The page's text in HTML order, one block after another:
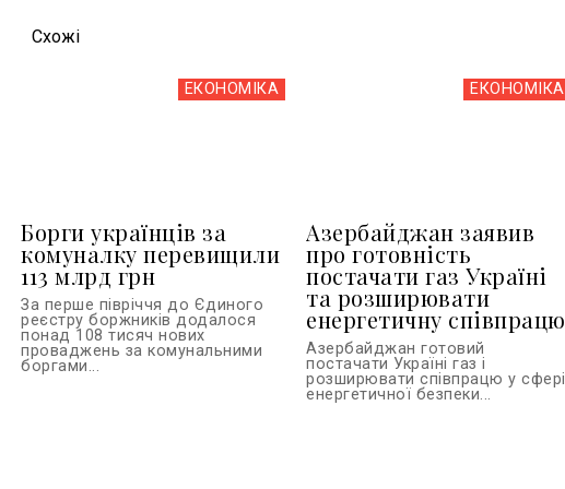
Схожi
ЕКОНОМІКА
Борги українців за
комуналку перевищили
113 млрд грн
За перше півріччя до Єдиного
реєстру боржників додалося
понад 108 тисяч нових
проваджень за комунальними
боргами...
ЕКОНОМІКА
Азербайджан заявив
про готовність
постачати газ Україні
та розширювати
енергетичну співпрацю
Азербайджан готовий
постачати Україні газ і
розширювати співпрацю у сфері
енергетичної безпеки...